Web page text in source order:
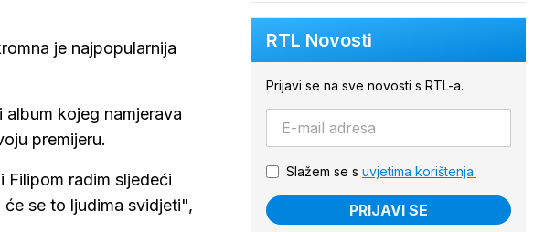
je najpopularnija
kojeg namjerava
premijeru.
Filipom radim sljedeći
se to ljudima svidjeti",
RTL Novosti
Prijavi se na sve novosti s RTL-a.
Slažem se s uvjetima korištenja.
PRIJAVI SE